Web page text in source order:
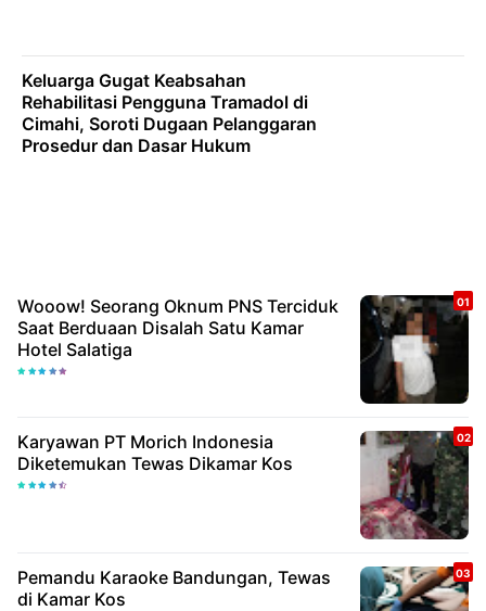
Keluarga Gugat Keabsahan
Rehabilitasi Pengguna Tramadol di
Cimahi, Soroti Dugaan Pelanggaran
Prosedur dan Dasar Hukum
Wooow! Seorang Oknum PNS Terciduk
Saat Berduaan Disalah Satu Kamar
Hotel Salatiga
Karyawan PT Morich Indonesia
Diketemukan Tewas Dikamar Kos
Pemandu Karaoke Bandungan, Tewas
di Kamar Kos